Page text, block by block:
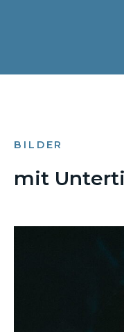
BILDER
mit